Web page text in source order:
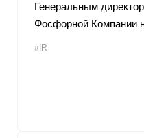
Генеральным
Фосфорной Компании
#IR